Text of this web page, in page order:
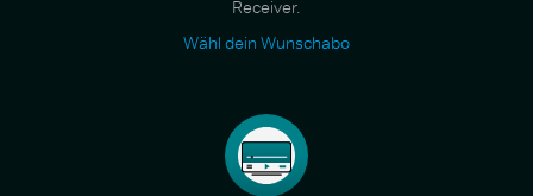
Receiver.
Wähl dein Wunschabo